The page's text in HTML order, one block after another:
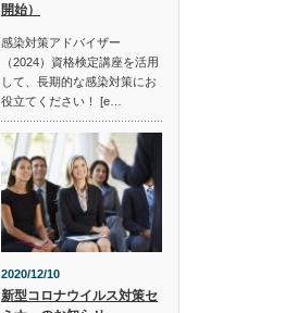
開始）
感染対策アドバイザー
（2024）資格検定講座を活用
して、長期的な感染対策にお
役立てください！ [e…
2020/12/10
新型コロナウイルス対策セ